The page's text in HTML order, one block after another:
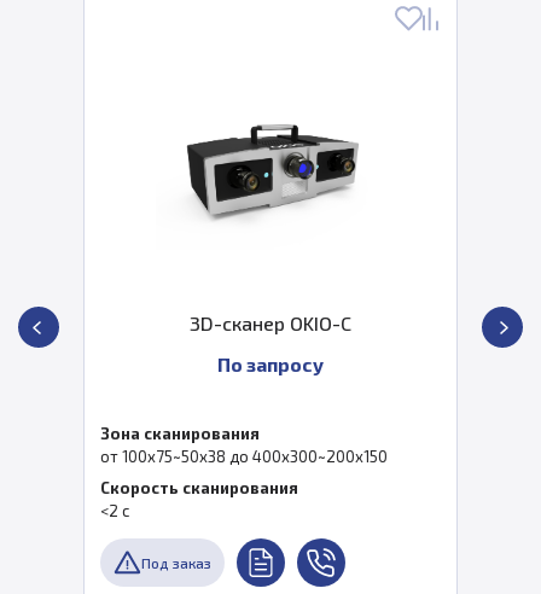
3D-сканер OKIO-C
По запросу
Зона сканирования
от 100x75~50x38 до 400x300~200x150
Скорость сканирования
<2 с
Под заказ